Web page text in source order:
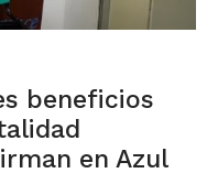
beneficios
en Azul